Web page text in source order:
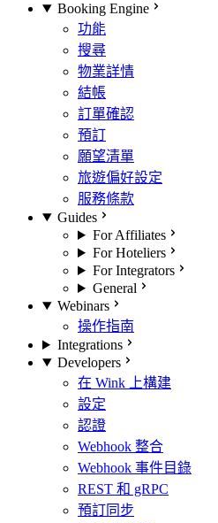
Booking Engine
功能
搜尋
物業詳情
結帳
訂單確認
預訂
願望清單
旅遊偏好設定
服務條款
Guides
For Affiliates
For Hoteliers
For Integrators
General
Webinars
操作指南
Integrations
Developers
在 Wink 上構建
設定
認證
Webhook 整合
Webhook 事件目錄
REST 和 gRPC
預訂同步